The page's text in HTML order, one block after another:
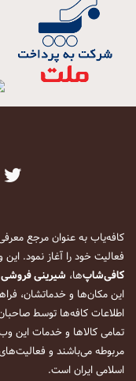
فعالیت خود را آغاز نمود.
کافی‌شاپ‌ها، شیرینی فروشی
این مکان‌ها و خدماتشان،
اطلاعات کافه‌ها توسط
تمامی کالاها و خدمات این
مربوطه می‌باشند و
اسلامی ایران است.